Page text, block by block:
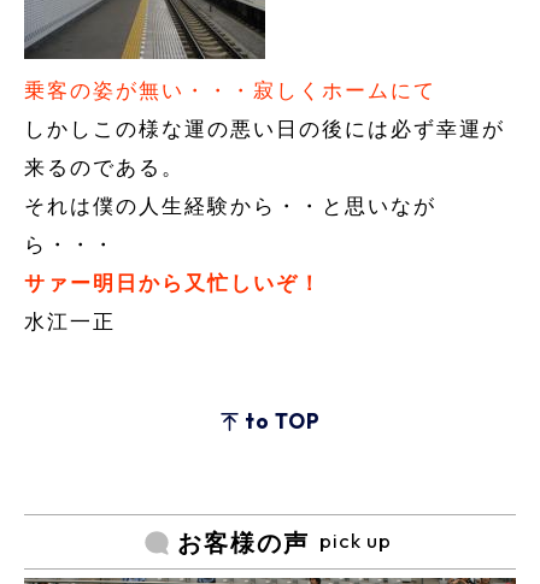
乗客の姿が無い・・・寂しくホームにて
しかしこの様な運の悪い日の後には必ず幸運が
来るのである。
それは僕の人生経験から・・と思いなが
ら・・・
サァー明日から又忙しいぞ！
水江一正
to TOP
お客様の声 pick up